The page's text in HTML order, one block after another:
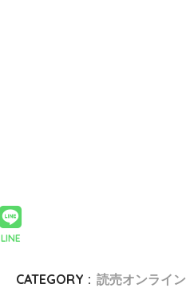
LINE
CATEGORY : 読売オンライン